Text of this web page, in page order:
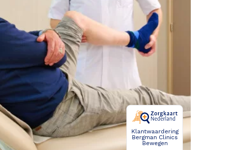
Klantwaardering
Bergman Clinics
Bewegen